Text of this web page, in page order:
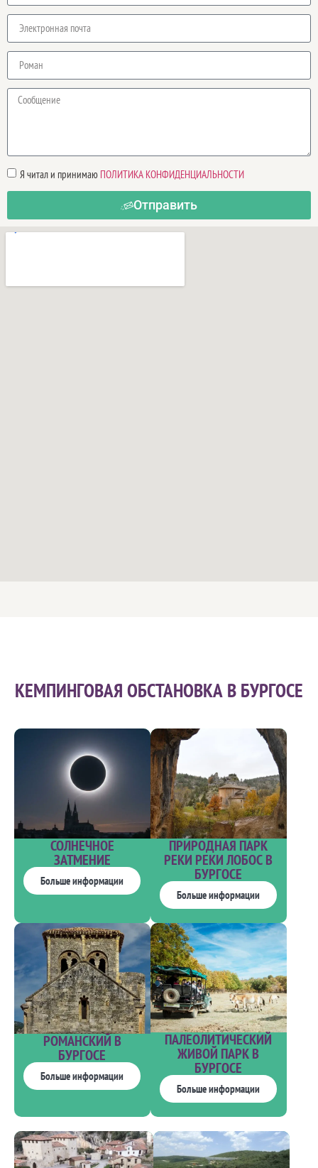
Я читал и принимаю ПОЛИТИКА КОНФИДЕНЦИАЛЬНОСТИ
Отправить
КЕМПИНГОВАЯ ОБСТАНОВКА В БУРГОСЕ
СОЛНЕЧНОЕ
ЗАТМЕНИЕ
Больше информации
ПРИРОДНАЯ ПАРК
РЕКИ РЕКИ ЛОБОС В
БУРГОСЕ
Больше информации
РОМАНСКИЙ В
БУРГОСЕ
Больше информации
ПАЛЕОЛИТИЧЕСКИЙ
ЖИВОЙ ПАРК В
БУРГОСЕ
Больше информации